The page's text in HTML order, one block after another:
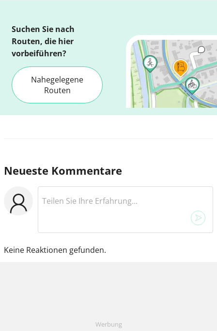
Suchen Sie nach
Routen, die hier
vorbeiführen?
Nahegelegene
Routen
Neueste Kommentare
Keine Reaktionen gefunden.
Werbung